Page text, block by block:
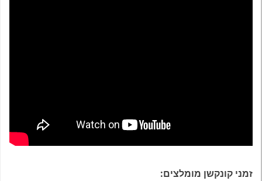
זמני קונקשן מומלצים: